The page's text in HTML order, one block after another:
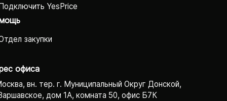
YesPrice
закупки
офиса
вн. тер. г. Муниципальный Округ Донской,
дом 1А, комната 50, офис Б7К